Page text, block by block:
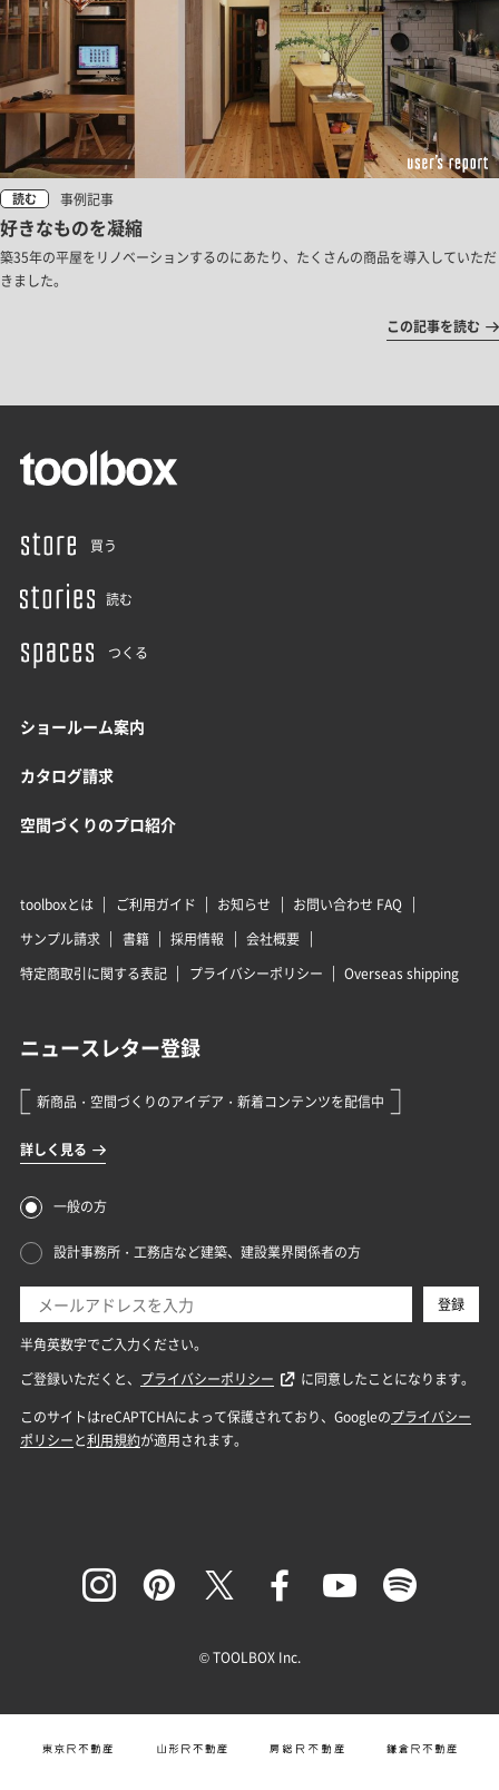
読む 事例記事
好きなものを凝縮
築35年の平屋をリノベーションするのにあたり、たくさんの商品を導入していただ
きました。
この記事を読む
買う
読む
つくる
ショールーム案内
カタログ請求
空間づくりのプロ紹介
toolboxとは ご利用ガイド お知らせ
お問い合わせ FAQ
サンプル請求
書籍 採用情報
会社概要
特定商取引に関する表記
プライバシーポリシー Overseas shipping
© TOOLBOX Inc.